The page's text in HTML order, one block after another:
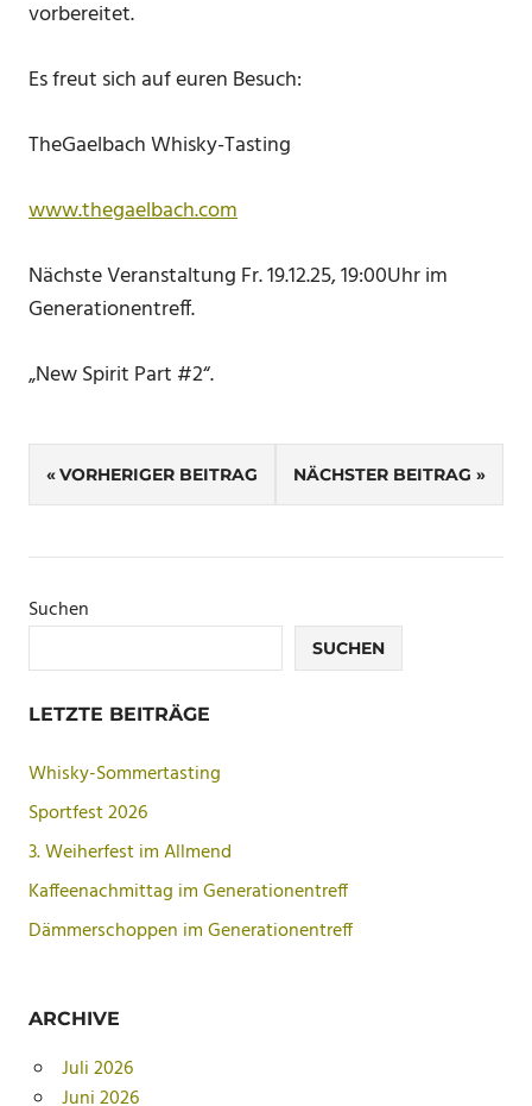
vorbereitet.
Es freut sich auf euren Besuch:
TheGaelbach Whisky-Tasting
www.thegaelbach.com
Nächste Veranstaltung Fr. 19.12.25, 19:00Uhr im
Generationentreff.
„New Spirit Part #2“.
SCHLAGWÖRTER
WISKYTASTING
Beitragsnavigation
VORHERIGER BEITRAG NÄCHSTER BEITRAG
Suchen
SUCHEN
LETZTE BEITRÄGE
Whisky-Sommertasting
Sportfest 2026
3. Weiherfest im Allmend
Kaffeenachmittag im Generationentreff
Dämmerschoppen im Generationentreff
ARCHIVE
Juli 2026
Juni 2026